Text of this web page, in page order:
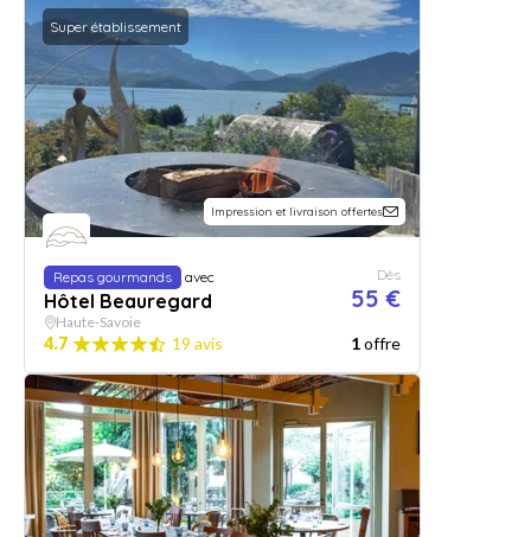
Super établissement
Impression et livraison offertes
Repas gourmands avec
Hôtel Beauregard
Dès
55 €
Haute-Savoie
4.7 19 avis 1offre